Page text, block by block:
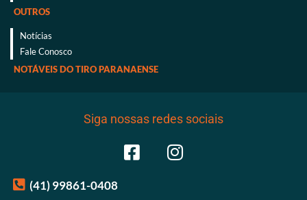
OUTROS
Notícias
Fale Conosco
NOTÁVEIS DO TIRO PARANAENSE
Siga nossas redes sociais
(41) 99861-0408